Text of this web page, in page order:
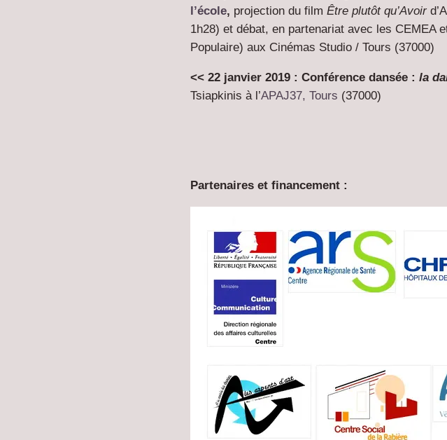
l’école, projection du film Être plutôt qu’Avoir
1h28) et débat, en partenariat avec les CEMEA
Populaire) aux Cinémas Studio / Tours (37000)
<< 22 janvier 2019 : Conférence dansée : la
Tsiapkinis à l’APAJ37, Tours (37000)
Partenaires et financement :